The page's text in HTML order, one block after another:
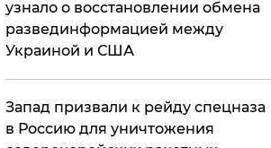
узнало о восстановлении обмена
развединформацией между
Украиной и США
Запад призвали к рейду спецназа
в Россию для уничтожения